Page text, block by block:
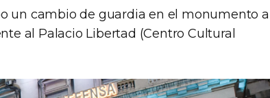
un cambio de guardia en el monumento al
al Palacio Libertad (Centro Cultural